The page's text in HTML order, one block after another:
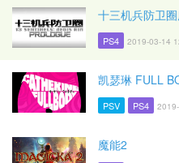
十三机兵防卫
PS4 2019-03-14
凯瑟琳 FULL
PSV PS4
魔能2